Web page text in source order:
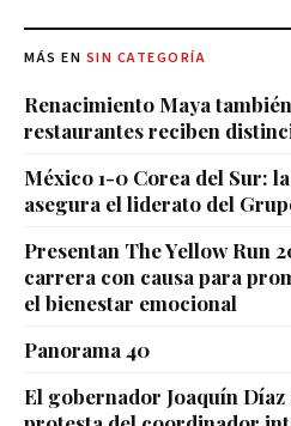
MÁS EN SIN CATEGORÍA
Renacimiento Maya
restaurantes reciben
México 1-0 Corea del Sur:
asegura el liderato del
Presentan The Yellow Run
carrera con causa para
el bienestar emocional
Panorama 40
El gobernador Joaquín Díaz